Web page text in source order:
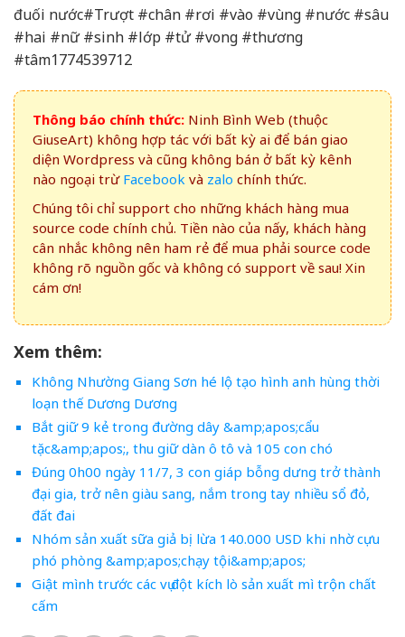
đuối nước#Trượt #chân #rơi #vào #vùng #nước #sâu
#hai #nữ #sinh #lớp #tử #vong #thương
#tâm1774539712
Thông báo chính thức: Ninh Bình Web (thuộc
GiuseArt) không hợp tác với bất kỳ ai để bán giao
diện Wordpress và cũng không bán ở bất kỳ kênh
nào ngoại trừ Facebook và zalo chính thức.
Chúng tôi chỉ support cho những khách hàng mua
source code chính chủ. Tiền nào của nấy, khách hàng
cân nhắc không nên ham rẻ để mua phải source code
không rõ nguồn gốc và không có support về sau! Xin
cám ơn!
Xem thêm:
Không Nhường Giang Sơn hé lộ tạo hình anh hùng thời
loạn thế Dương Dương
Bắt giữ 9 kẻ trong đường dây &amp;apos;cẩu
tặc&amp;apos;, thu giữ dàn ô tô và 105 con chó
Đúng 0h00 ngày 11/7, 3 con giáp bỗng dưng trở thành
đại gia, trở nên giàu sang, nắm trong tay nhiều sổ đỏ,
đất đai
Nhóm sản xuất sữa giả bị lừa 140.000 USD khi nhờ cựu
phó phòng &amp;apos;chạy tội&amp;apos;
Giật mình trước các vụ đột kích lò sản xuất mì trộn chất
cấm